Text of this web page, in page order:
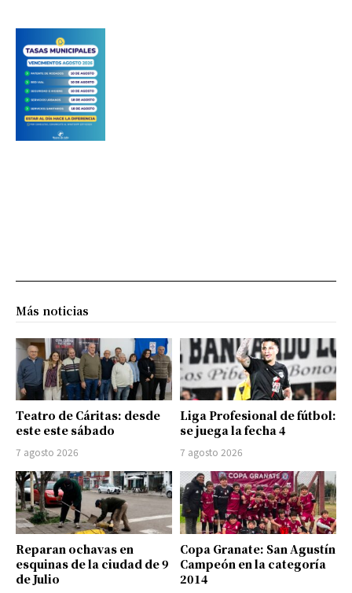
Más noticias
Teatro de Cáritas: desde
este este sábado
7 agosto 2026
Liga Profesional de fútbol:
se juega la fecha 4
7 agosto 2026
Reparan ochavas en
esquinas de la ciudad de 9
de Julio
Copa Granate: San Agustín
Campeón en la categoría
2014